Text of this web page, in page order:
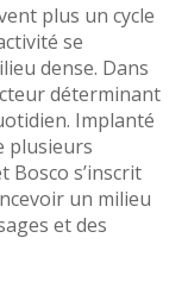
plus un cycle
se
dense. Dans
déterminant
Implanté
plusieurs
s’inscrit
un milieu
et des